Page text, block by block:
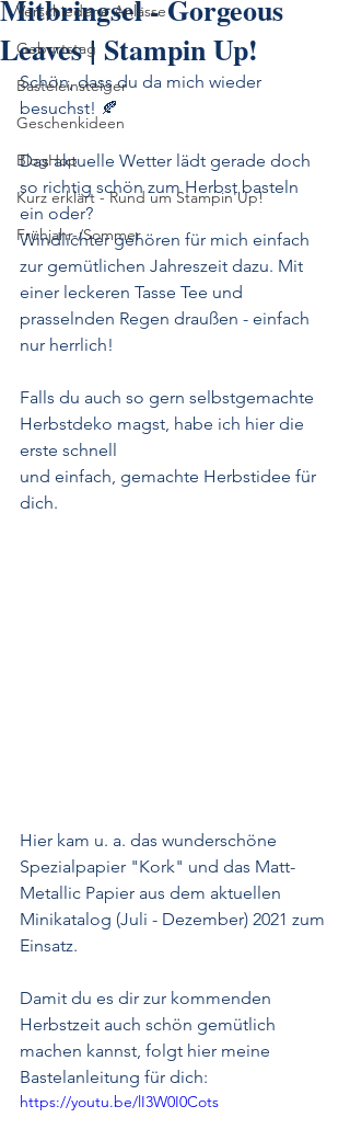
Verschiedene Anlässe
Geburtstag
Basteleinsteiger
Geschenkideen
BlogHop
Kurz erklärt - Rund um Stampin'Up!
Frühjahr-/Sommer
Mitbringsel - Gorgeous
Leaves | Stampin Up!
Schön, dass du da mich wieder
besuchst! 🍂
Das aktuelle Wetter lädt gerade doch
so richtig schön zum Herbst basteln
ein oder?
Windlichter gehören für mich einfach
zur gemütlichen Jahreszeit dazu. Mit
einer leckeren Tasse Tee und
prasselnden Regen draußen - einfach
nur herrlich!
Falls du auch so gern selbstgemachte
Herbstdeko magst, habe ich hier die
erste schnell
und einfach, gemachte Herbstidee für
dich.
Hier kam u. a. das wunderschöne
Spezialpapier "Kork" und das Matt-
Metallic Papier aus dem aktuellen
Minikatalog (Juli - Dezember) 2021 zum
Einsatz.
Damit du es dir zur kommenden
Herbstzeit auch schön gemütlich
machen kannst, folgt hier meine
Bastelanleitung für dich:
https://youtu.be/lI3W0I0Cots